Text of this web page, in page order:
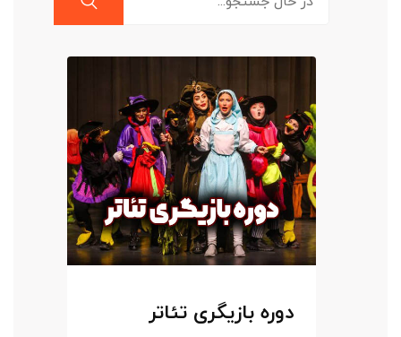
دوره بازیگری تئاتر